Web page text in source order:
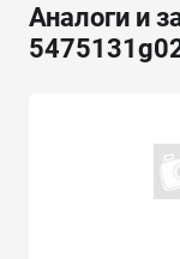
Аналоги и